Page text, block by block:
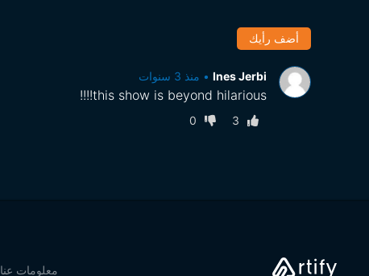
أضف رأيك
Ines Jerbi
• منذ 3 سنوات
this show is beyond hilarious!!!!
3
0
معلومات عنا